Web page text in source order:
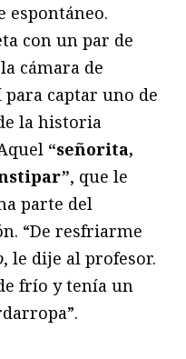
espontáneo.
con un par de
cámara de
captar uno de
la historia
“señorita,
, que le
parte del
“De resfriarme
, le dije al profesor.
frío y tenía un